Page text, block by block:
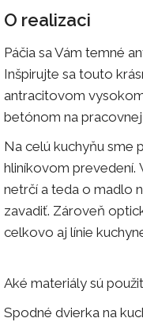
O realizaci
Páčia sa Vám temné
Inšpirujte sa touto
antracitovom
betónom na
Na celú kuchyňu sme
hliníkovom
netrčí a teda o madlo
zavadiť. Zároveň
celkovo aj línie
Aké materiály sú
Spodné dvierka na